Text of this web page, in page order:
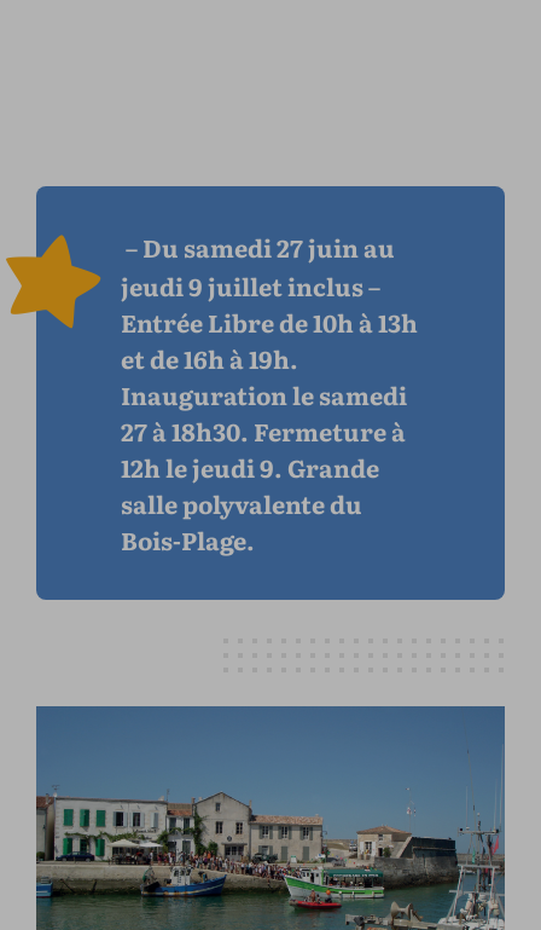
– Du samedi 27 juin au
jeudi 9 juillet inclus –
Entrée Libre de 10h à 13h
et de 16h à 19h.
Inauguration le samedi
27 à 18h30. Fermeture à
12h le jeudi 9. Grande
salle polyvalente du
Bois-Plage.